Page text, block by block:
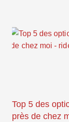
Top 5 des
près de chez